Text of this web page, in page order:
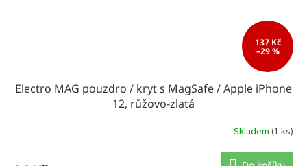
137 Kč
–29 %
Electro MAG pouzdro / kryt s MagSafe / Apple iPhone
12, růžovo-zlatá
Skladem (1 ks)